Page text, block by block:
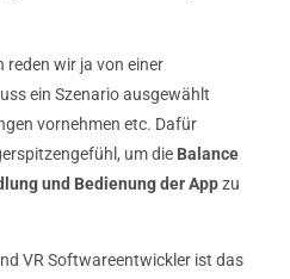
reden wir ja von einer
ein Szenario ausgewählt
vornehmen etc. Dafür
um die Balance
und Bedienung der Appzu
VR Softwareentwickler ist das